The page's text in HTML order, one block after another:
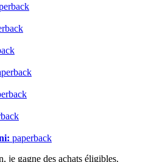
paperback
je gagne des achats éligibles.